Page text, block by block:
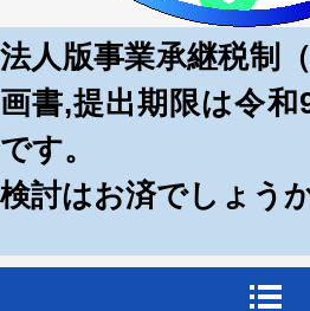
法人版事業承継税制
画書,提出期限は令
です。
検討はお済でしょう